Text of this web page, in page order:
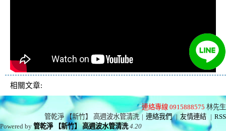
相關文章:
連絡專線 0915888575 林先生
管乾淨 【新竹】 高週波水管清洗 | 連絡我們 | 友情連結 | RSS
Powered by管乾淨 【新竹】 高週波水管清洗 4.20